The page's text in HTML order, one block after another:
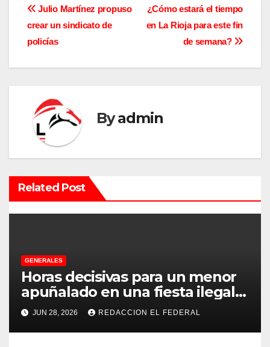
N
a
v
g
a
c
i
ó
d
e
e
n
¿Cómo estará el tiempo
en La Rioja para este fin
de semana?
Julio Martínez propuso
crear un sindicato de
policías
Byadmin
Related Post
GENERALES
Horas decisivas para un menor
apuñalado en una fiesta ilegal
con más de 500 asistentes en
Chilecito
JUN 28, 2026 REDACCION EL FEDERAL